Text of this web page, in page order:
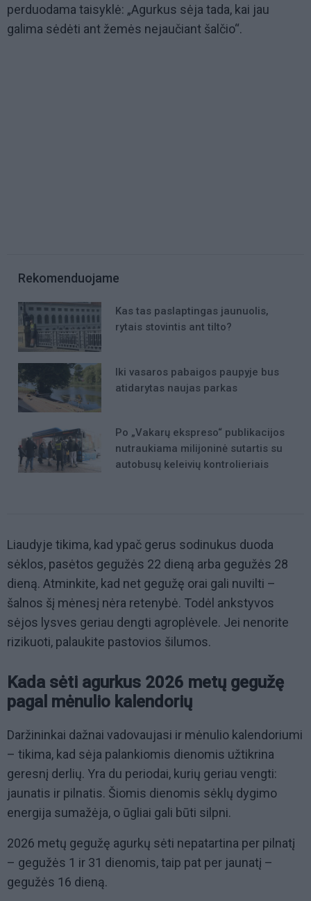
perduodama taisyklė: „Agurkus sėja tada, kai jau
galima sėdėti ant žemės nejaučiant šalčio“.
Rekomenduojame
Kas tas paslaptingas jaunuolis,
rytais stovintis ant tilto?
Iki vasaros pabaigos paupyje bus
atidarytas naujas parkas
Po „Vakarų ekspreso“ publikacijos
nutraukiama milijoninė sutartis su
autobusų keleivių kontrolieriais
Liaudyje tikima, kad ypač gerus sodinukus duoda
sėklos, pasėtos gegužės 22 dieną arba gegužės 28
dieną. Atminkite, kad net gegužę orai gali nuvilti –
šalnos šį mėnesį nėra retenybė. Todėl ankstyvos
sėjos lysves geriau dengti agroplėvele. Jei nenorite
rizikuoti, palaukite pastovios šilumos.
Kada sėti agurkus 2026 metų gegužę
pagal mėnulio kalendorių
Daržininkai dažnai vadovaujasi ir mėnulio kalendoriumi
– tikima, kad sėja palankiomis dienomis užtikrina
geresnį derlių. Yra du periodai, kurių geriau vengti:
jaunatis ir pilnatis. Šiomis dienomis sėklų dygimo
energija sumažėja, o ūgliai gali būti silpni.
2026 metų gegužę agurkų sėti nepatartina per pilnatį
– gegužės 1 ir 31 dienomis, taip pat per jaunatį –
gegužės 16 dieną.